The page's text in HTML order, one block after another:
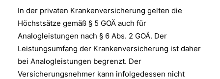
In der privaten Krankenversicherung gelten die
Höchstsätze gemäß § 5 GOÄ auch für
Analogleistungen nach § 6 Abs. 2 GOÄ. Der
Leistungsumfang der Krankenversicherung ist daher
bei Analogleistungen begrenzt. Der
Versicherungsnehmer kann infolgedessen nicht